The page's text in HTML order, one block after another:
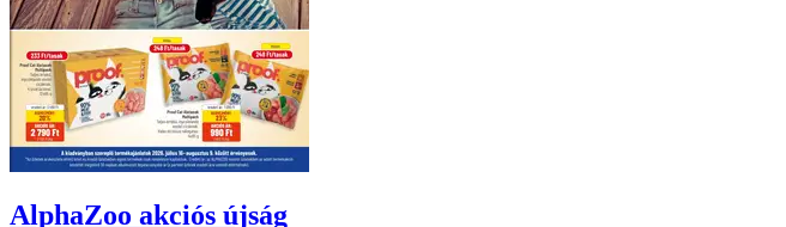
AlphaZoo akciós újság